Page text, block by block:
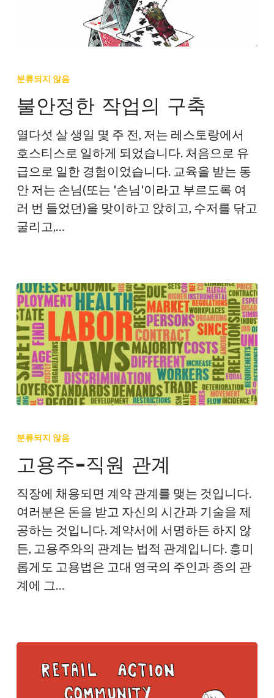
안
한
작
업
의
구
축
분류되지 않음
불안정한 작업의 구축
열다섯 살 생일 몇 주 전, 저는 레스토랑에서
호스티스로 일하게 되었습니다. 처음으로 유
급으로 일한 경험이었습니다. 교육을 받는 동
안 저는 손님(또는 '손님'이라고 부르도록 여
러 번 들었던)을 맞이하고 앉히고, 수저를 닦고
굴리고,…
용
직
원
관
계
분류되지 않음
고용주-직원 관계
직장에 채용되면 계약 관계를 맺는 것입니다.
여러분은 돈을 받고 자신의 시간과 기술을 제
공하는 것입니다. 계약서에 서명하든 하지 않
든, 고용주와의 관계는 법적 관계입니다. 흥미
롭게도 고용법은 고대 영국의 주인과 종의 관
계에 그…